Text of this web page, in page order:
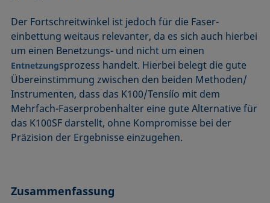
Der Fortschreitwinkel ist jedoch für die Faser-
einbettung weitaus relevanter, da es sich auch hierbei
um einen Benetzungs- und nicht um einen
Entnetzungsprozess handelt. Hierbei belegt die gute
Übereinstimmung zwischen den beiden Methoden/
Instrumenten, dass das K100/Tensíío mit dem
Mehrfach-Faserprobenhalter eine gute Alternative für
das K100SF darstellt, ohne Kompromisse bei der
Präzision der Ergebnisse einzugehen.
Zusammenfassung